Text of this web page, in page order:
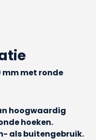
mm met ronde
hoogwaardig
hoeken.
als buitengebruik.